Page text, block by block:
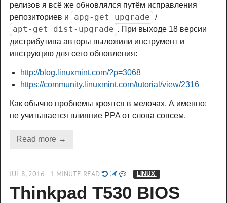
релизов я всё же обновлялся путём исправления
репозиториев и
apg-get upgrade /
apt-get dist-upgrade . При выходе 18 версии
дистрибутива авторы выложили инструмент и
инструкцию для сего обновления:
http://blog.linuxmint.com/?p=3068
https://community.linuxmint.com/tutorial/view/2316
Как обычно проблемы кроятся в мелочах. А именно:
не учитывается влияние PPA от слова совсем.
Read more →
JUL 8, 2016 - 1 MINUTE READ - LINUX
Thinkpad T530 BIOS